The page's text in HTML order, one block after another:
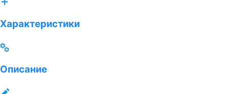
Характеристики
Описание